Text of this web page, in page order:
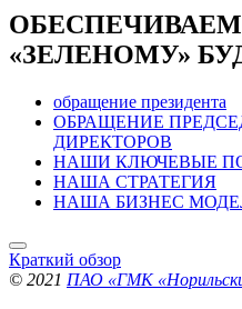
«ЗЕЛЕНОМУ»
обращение президента
ОБРАЩЕНИЕ
ДИРЕКТОРОВ
НАШИ КЛЮЧЕВЫЕ
НАША СТРАТЕГИЯ
НАША БИЗНЕС
Краткий обзор
© 2021 ПАО «ГМК